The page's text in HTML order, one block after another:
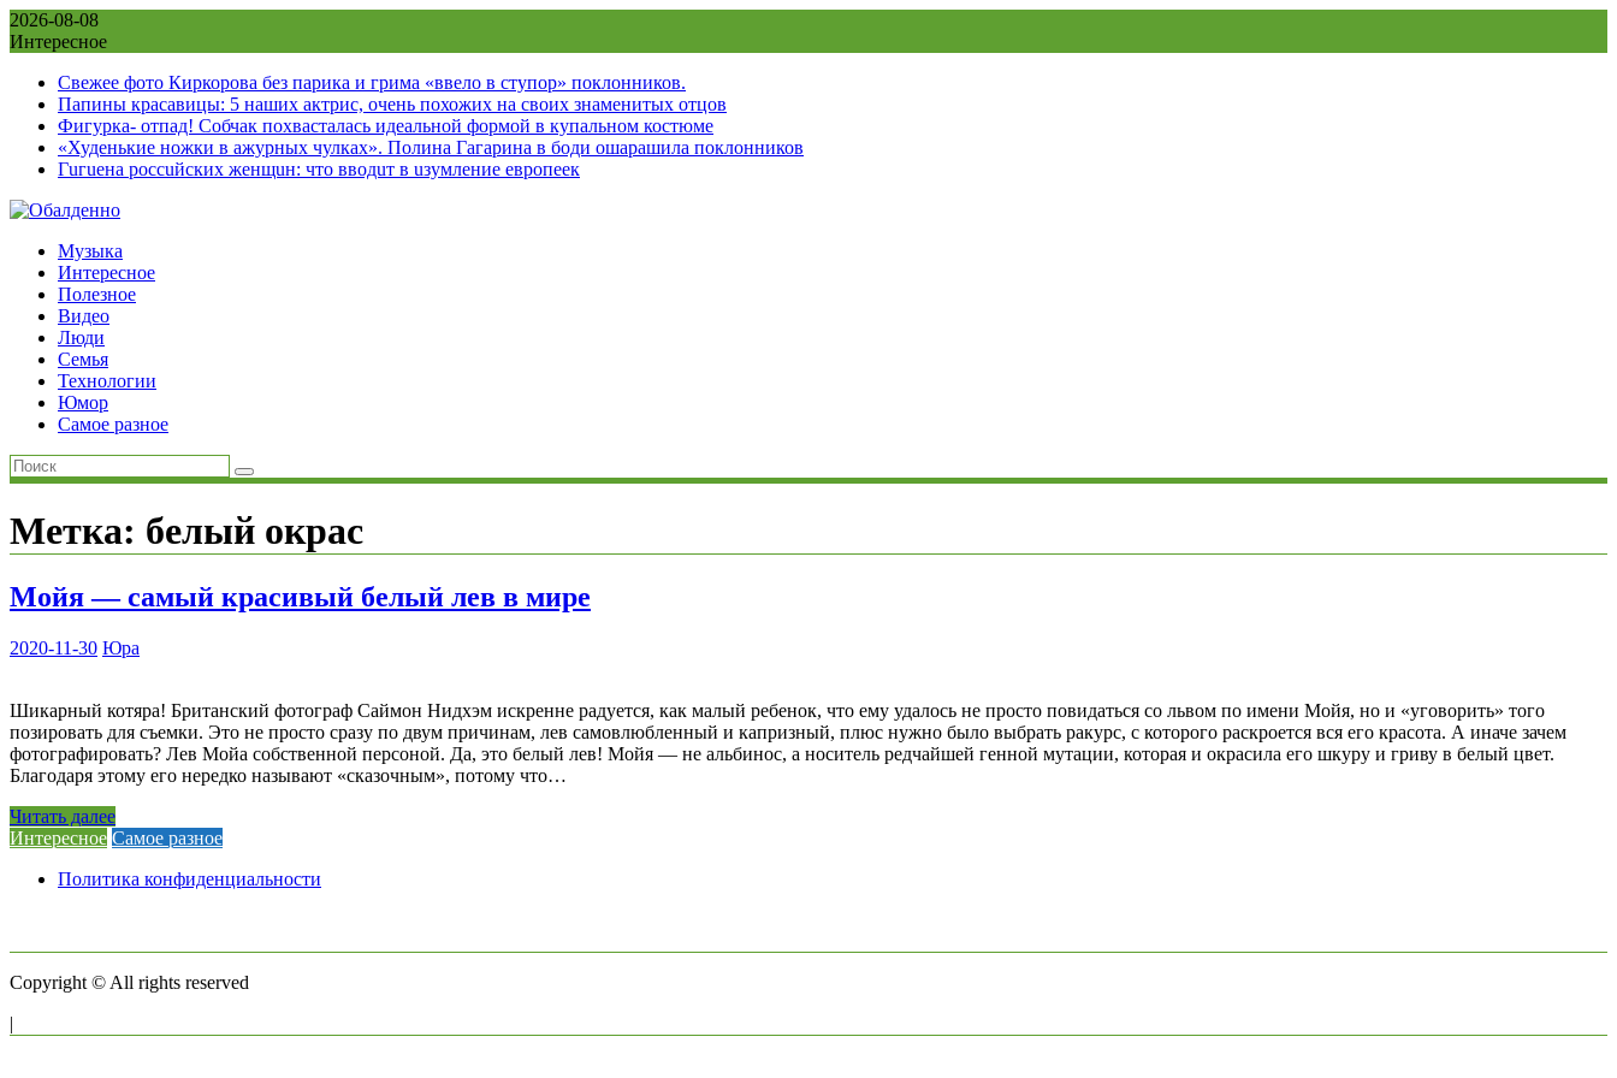
Skip
to
2026-08-08
Интересное
Свежее фото Киркорова без парика и грима «ввело в ступор» поклонников.
Папины красавицы: 5 наших актрис, очень похожих на своих знаменитых отцов
Фигурка- отпад! Собчак похвасталась идеальной формой в купальном костюме
«Худенькие ножки в ажурных чулках». Полина Гагарина в боди ошарашила поклонников
Гuгuена россuйских женщuн: что вводuт в uзумление европеек
Музыка
Интересное
Полезное
Видео
Люди
Семья
Технологии
Юмор
Самое разное
Метка: белый окрас
Мойя — самый красивый белый лев в мире
2020-11-30 Юра
Шикарный котяра! Британский фотограф Саймон Нидхэм искренне радуется, как малый ребенок, что ему удалось не просто повидаться со львом по имени Мойя, но и «уговорить» того
позировать для съемки. Это не просто сразу по двум причинам, лев самовлюбленный и капризный, плюс нужно было выбрать ракурс, с которого раскроется вся его красота. А иначе зачем
фотографировать? Лев Мойа собственной персоной. Да, это белый лев! Мойя — не альбинос, а носитель редчайшей генной мутации, которая и окрасила его шкуру и гриву в белый цвет.
Благодаря этому его нередко называют «сказочным», потому что…
Читать далее
Интересное Самое разное
Политика конфиденциальности
Copyright © All rights reserved
|